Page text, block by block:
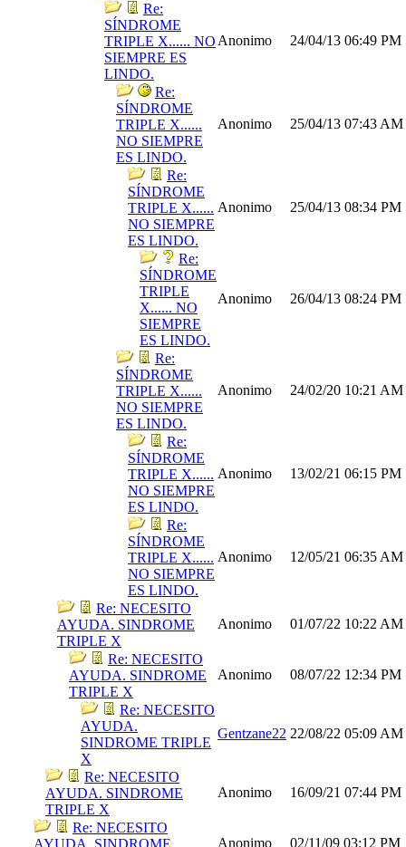
Re:
SÍNDROME
TRIPLE X...... NO
SIEMPRE ES
LINDO.
Anonimo 24/04/13 06:49 PM
Re:
SÍNDROME
TRIPLE X......
NO SIEMPRE
ES LINDO.
Anonimo 25/04/13 07:43 AM
Re:
SÍNDROME
TRIPLE X......
NO SIEMPRE
ES LINDO.
Anonimo 25/04/13 08:34 PM
Re:
SÍNDROME
TRIPLE
X...... NO
SIEMPRE
ES LINDO.
Anonimo 26/04/13 08:24 PM
Re:
SÍNDROME
TRIPLE X......
NO SIEMPRE
ES LINDO.
Anonimo 24/02/20 10:21 AM
Re:
SÍNDROME
TRIPLE X......
NO SIEMPRE
ES LINDO.
Anonimo 13/02/21 06:15 PM
Re:
SÍNDROME
TRIPLE X......
NO SIEMPRE
ES LINDO.
Anonimo 12/05/21 06:35 AM
Re: NECESITO
AYUDA. SINDROME
TRIPLE X
Anonimo 01/07/22 10:22 AM
Re: NECESITO
AYUDA. SINDROME
TRIPLE X
Anonimo 08/07/22 12:34 PM
Re: NECESITO
AYUDA.
SINDROME TRIPLE
X
Gentzane22 22/08/22 05:09 AM
Re: NECESITO
AYUDA. SINDROME
TRIPLE X
Anonimo 16/09/21 07:44 PM
Re: NECESITO
AYUDA. SINDROME
Anonimo 02/11/09 03:12 PM